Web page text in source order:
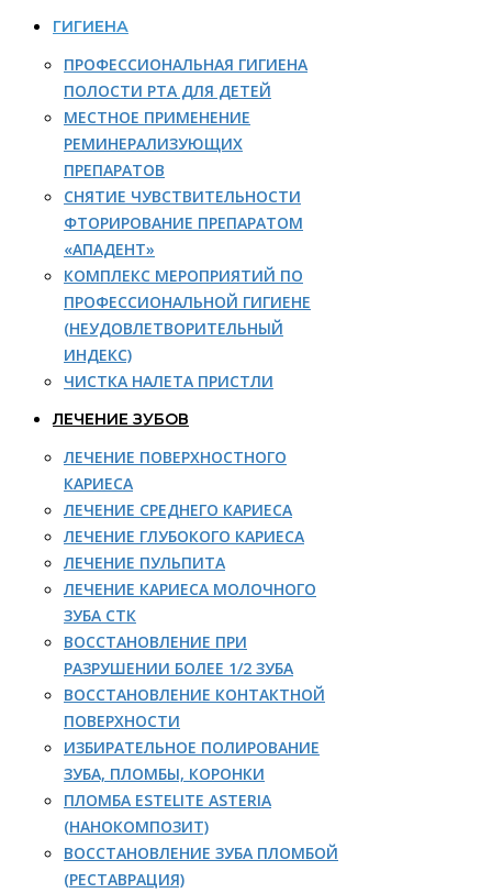
ГИГИЕНА
ПРОФЕССИОНАЛЬНАЯ ГИГИЕНА
ПОЛОСТИ РТА ДЛЯ ДЕТЕЙ
МЕСТНОЕ ПРИМЕНЕНИЕ
РЕМИНЕРАЛИЗУЮЩИХ
ПРЕПАРАТОВ
СНЯТИЕ ЧУВСТВИТЕЛЬНОСТИ
ФТОРИРОВАНИЕ ПРЕПАРАТОМ
«АПАДЕНТ»
КОМПЛЕКС МЕРОПРИЯТИЙ ПО
ПРОФЕССИОНАЛЬНОЙ ГИГИЕНЕ
(НЕУДОВЛЕТВОРИТЕЛЬНЫЙ
ИНДЕКС)
ЧИСТКА НАЛЕТА ПРИСТЛИ
ЛЕЧЕНИЕ ЗУБОВ
ЛЕЧЕНИЕ ПОВЕРХНОСТНОГО
КАРИЕСА
ЛЕЧЕНИЕ СРЕДНЕГО КАРИЕСА
ЛЕЧЕНИЕ ГЛУБОКОГО КАРИЕСА
ЛЕЧЕНИЕ ПУЛЬПИТА
ЛЕЧЕНИЕ КАРИЕСА МОЛОЧНОГО
ЗУБА СТК
ВОССТАНОВЛЕНИЕ ПРИ
РАЗРУШЕНИИ БОЛЕЕ 1/2 ЗУБА
ВОССТАНОВЛЕНИЕ КОНТАКТНОЙ
ПОВЕРХНОСТИ
ИЗБИРАТЕЛЬНОЕ ПОЛИРОВАНИЕ
ЗУБА, ПЛОМБЫ, КОРОНКИ
ПЛОМБА ESTELITE ASTERIA
(НАНОКОМПОЗИТ)
ВОССТАНОВЛЕНИЕ ЗУБА ПЛОМБОЙ
(РЕСТАВРАЦИЯ)